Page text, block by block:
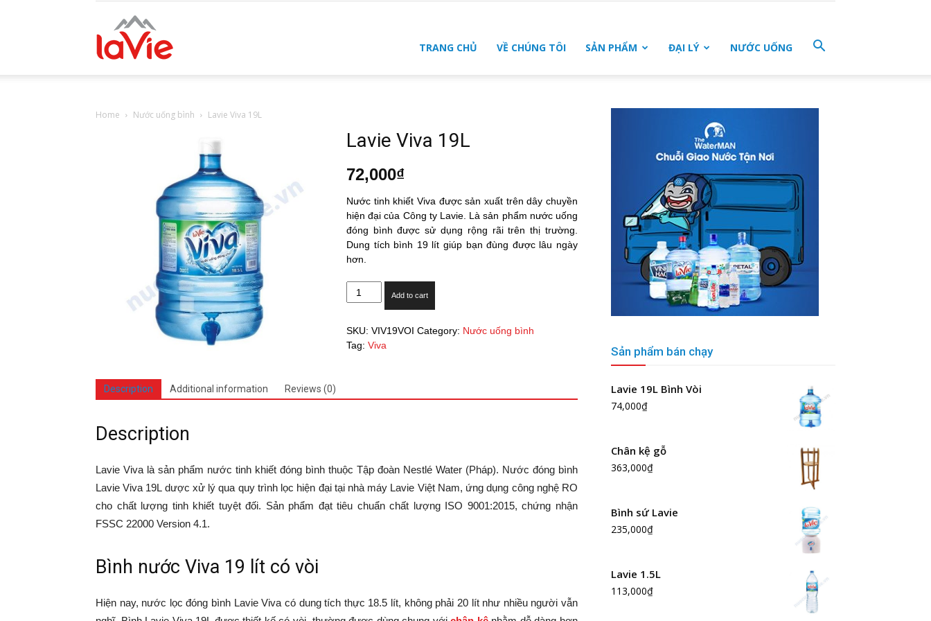
Uống
Lavie
TRANG CHỦ VỀ CHÚNG TÔI SẢN PHẨM ĐẠI LÝ NƯỚC UỐNG
Home Nước uống bình Lavie Viva 19L
Lavie Viva 19L
72,000₫
Nước tinh khiết Viva được sản xuất trên dây chuyền
hiện đại của Công ty Lavie. Là sản phẩm nước uống
đóng bình được sử dụng rộng rãi trên thị trường.
Dung tích bình 19 lít giúp bạn đùng được lâu ngày
hơn.
Lavie
Viva
quantity
Add to cart
SKU: VIV19VOI Category: Nước uống bình
Tag: Viva
Description Additional information Reviews (0)
Description
Lavie Viva là sản phẩm nước tinh khiết đóng bình thuộc Tập đoàn Nestlé Water (Pháp). Nước đóng bình
Lavie Viva 19L dược xử lý qua quy trình lọc hiện đại tại nhà máy Lavie Việt Nam, ứng dụng công nghệ RO
cho chất lượng tinh khiết tuyệt đối. Sản phẩm đạt tiêu chuẩn chất lượng ISO 9001:2015, chứng nhận
FSSC 22000 Version 4.1.
Bình nước Viva 19 lít có vòi
Hiện nay, nước lọc đóng bình Lavie Viva có dung tích thực 18.5 lít, không phải 20 lít như nhiều người vẫn
Sản phẩm bán chạy
Lavie 19L Bình Vòi
74,000₫
Chân kệ gỗ
363,000₫
Bình sứ Lavie
235,000₫
Lavie 1.5L
113,000₫